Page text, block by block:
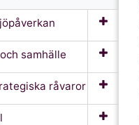
samhälle
råvaror